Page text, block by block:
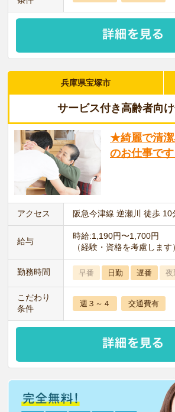
兵庫県宝塚市
サービス付き高齢者向
★綺麗で清潔
のお仕事です
アクセス 阪急今津線 逆瀬川 徒歩 10
給与
時給:1,190円〜1,700円
（経験・資格を考慮します
勤務時間 早番 日勤 遅番 夜
こだわり
条件
週３～４ 交通費有